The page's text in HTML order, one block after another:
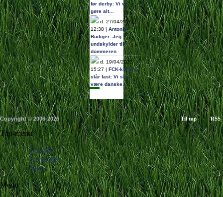
før derby: Vi vil
gøre alt…
d. 27/04/2025
12:38 | Antonio
Rüdiger: Jeg
undskylder til
dommeren
d. 19/04/2025
15:27 | FCK-komet
slår fast: Vi skal
være danske…
Copyright © 2006-2026 Til top RSS
Top-menu
Forside
Livescore
Søg
Menu